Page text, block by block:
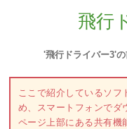
飛行
'飛行ドライバー3'
ここで紹介しているソフ
め、スマートフォンでダ
ページ上部にある共有機